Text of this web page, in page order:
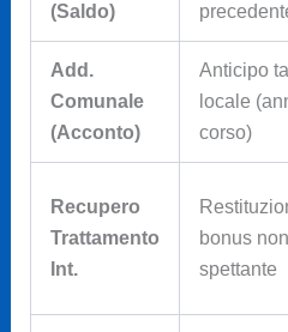
(Saldo)
Add.
Comunale
(Acconto)
Anticipo
locale
corso)
Recupero
Trattamento
Int.
bonus non
spettante